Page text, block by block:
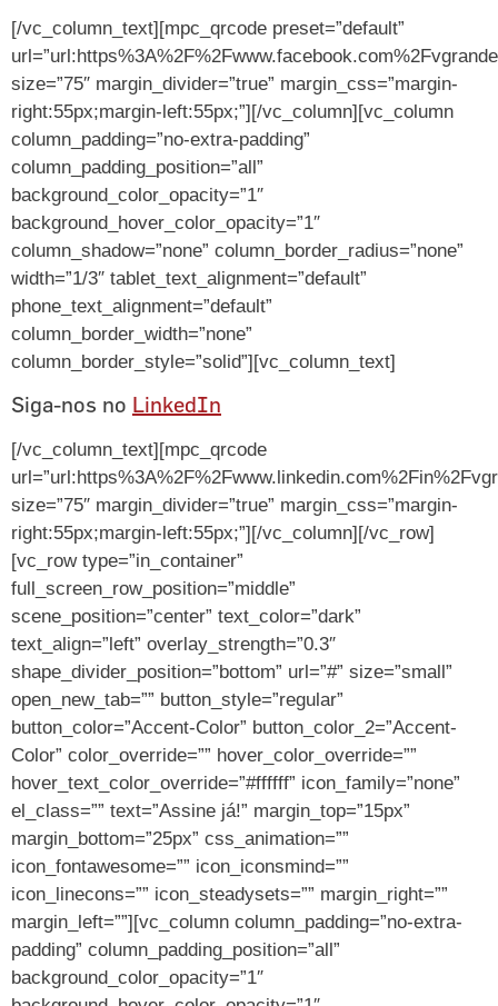
[/vc_column_text][mpc_qrcode preset=”default”
size=”75″ margin_divider=”true” margin_css=”margin-
right:55px;margin-left:55px;”][/vc_column][vc_column
column_padding=”no-extra-padding”
column_padding_position=”all”
background_color_opacity=”1″
background_hover_color_opacity=”1″
column_shadow=”none” column_border_radius=”none”
width=”1/3″ tablet_text_alignment=”default”
phone_text_alignment=”default”
column_border_width=”none”
column_border_style=”solid”][vc_column_text]
Siga-nos no LinkedIn
[/vc_column_text][mpc_qrcode
size=”75″ margin_divider=”true” margin_css=”margin-
right:55px;margin-left:55px;”][/vc_column][/vc_row]
[vc_row type=”in_container”
full_screen_row_position=”middle”
scene_position=”center” text_color=”dark”
text_align=”left” overlay_strength=”0.3″
shape_divider_position=”bottom” url=”#” size=”small”
open_new_tab=”” button_style=”regular”
button_color=”Accent-Color” button_color_2=”Accent-
Color” color_override=”” hover_color_override=””
hover_text_color_override=”#ffffff” icon_family=”none”
el_class=”” text=”Assine já!” margin_top=”15px”
margin_bottom=”25px” css_animation=””
icon_fontawesome=”” icon_iconsmind=””
icon_linecons=”” icon_steadysets=”” margin_right=””
margin_left=””][vc_column column_padding=”no-extra-
padding” column_padding_position=”all”
background_color_opacity=”1″